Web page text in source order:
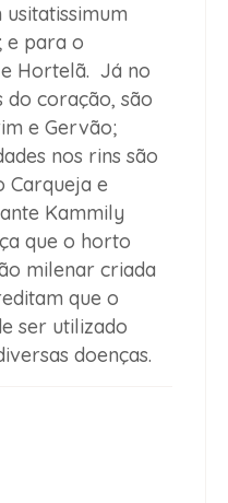
e para o
Hortelã. Já no
do coração, são
e Gervão;
nos rins são
Carqueja e
Kammily
que o horto
milenar criada
que o
ser utilizado
doenças.